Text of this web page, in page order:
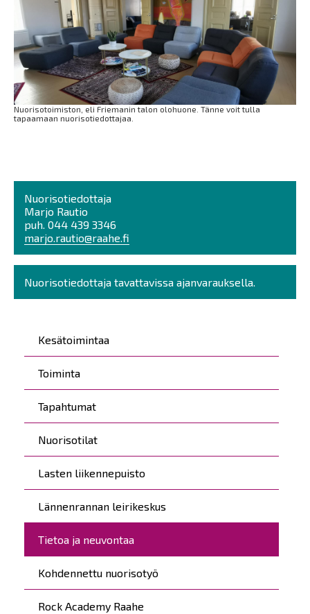
Päävalikko
Kesätoimintaa
Toiminta
Tapahtumat
Nuorisotilat
Lasten liikennepuisto
Lännenrannan leirikeskus
Tietoa ja neuvontaa
Kohdennettu nuorisotyö
Rock Academy Raahe
Nuorisotoimiston, eli Friemanin talon olohuone. Tänne voit tulla
tapaamaan nuorisotiedottajaa.
Nuorisotiedottaja
Marjo Rautio
puh. 044 439 3346
marjo.rautio@raahe.fi
Nuorisotiedottaja tavattavissa ajanvarauksella.